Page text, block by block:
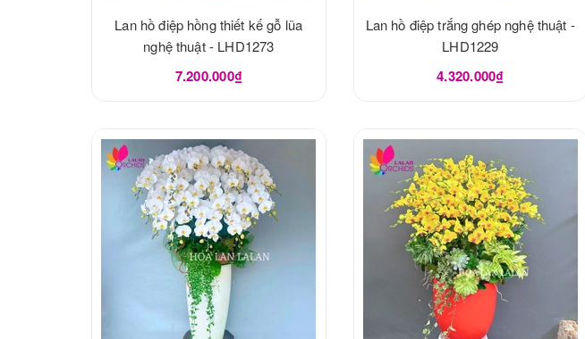
Lan hồ điệp hồng thiết kế gỗ lũa
nghệ thuật - LHD1273
7.200.000₫
Lan hồ điệp trắng ghép nghệ thuật -
LHD1229
4.320.000₫